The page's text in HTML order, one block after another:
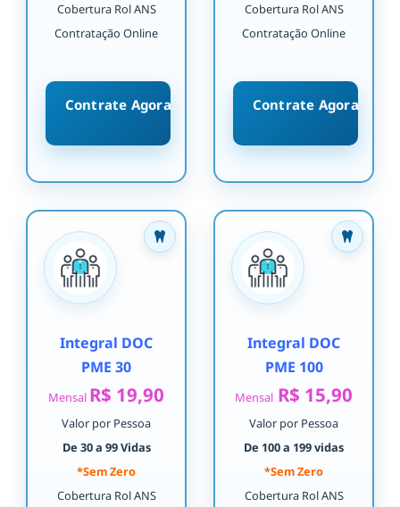
Cobertura Rol ANS
Contratação Online
Contrate Agora
Cobertura Rol ANS
Contratação Online
Contrate Agora
Integral DOC
PME 30
Mensal R$ 19,90
Valor por Pessoa
De 30 a 99 Vidas
*Sem Zero
Cobertura Rol ANS
Integral DOC
PME 100
Mensal R$ 15,90
Valor por Pessoa
De 100 a 199 vidas
*Sem Zero
Cobertura Rol ANS